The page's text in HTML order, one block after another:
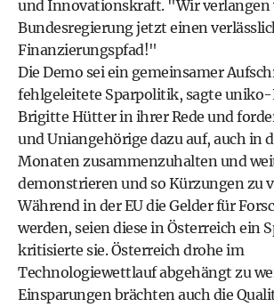
und Innovationskraft. "Wir verlangen
Bundesregierung jetzt einen
Finanzierungspfad!"
Die Demo sei ein gemeinsamer
fehlgeleitete Sparpolitik, sagte
Brigitte Hütter in ihrer Rede und
und Uniangehörige dazu auf, auch in
Monaten zusammenzuhalten und
demonstrieren und so Kürzungen zu
Während in der EU die Gelder für
werden, seien diese in Österreich ein
kritisierte sie. Österreich drohe im
Technologiewettlauf abgehängt zu
Einsparungen brächten auch die